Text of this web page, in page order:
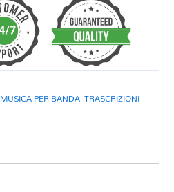
MUSICA PER BANDA,TRASCRIZIONI